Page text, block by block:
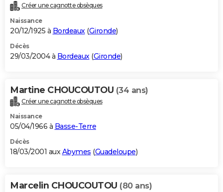
Créer une cagnotte obsèques
Naissance
20/12/1925 à Bordeaux (Gironde)
Décès
29/03/2004 à Bordeaux (Gironde)
Martine CHOUCOUTOU (34 ans)
Créer une cagnotte obsèques
Naissance
05/04/1966 à Basse-Terre
Décès
18/03/2001 auxAbymes (Guadeloupe)
Marcelin CHOUCOUTOU (80 ans)